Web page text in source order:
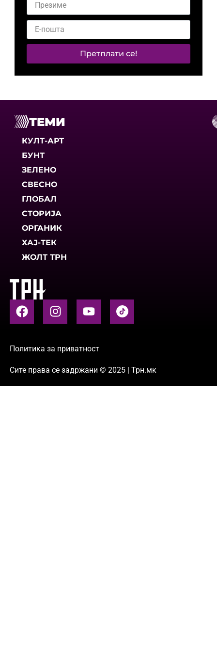
Претплати се!
ТЕМИ
КУЛТ-АРТ
БУНТ
ЗЕЛЕНО
СВЕСНО
ГЛОБАЛ
СТОРИЈА
ОРГАНИК
ХАЈ-ТЕК
ЖОЛТ ТРН
Политика за приватност
Сите права се задржани © 2025 | Трн.мк